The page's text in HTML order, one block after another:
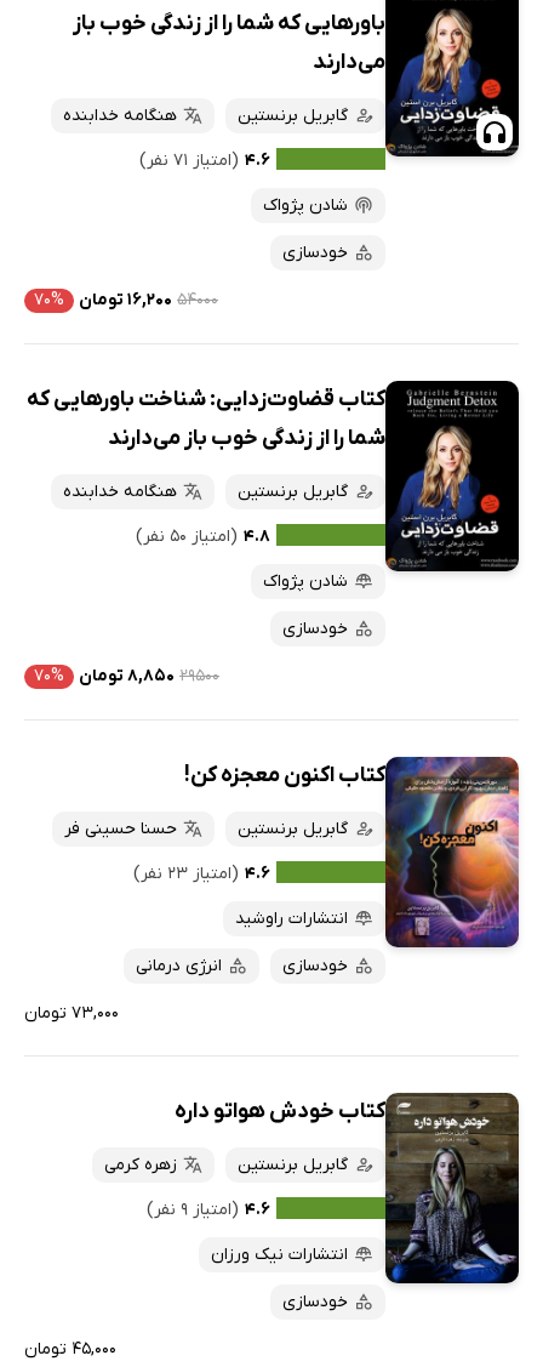
باورهایی که شما را از زندگی خوب باز
می‌دارند
گابریل برنستین
هنگامه خدابنده
۴.۶ (امتیاز ۷۱ نفر)
شادن پژواک
خودسازی
۵۴۰۰۰ ۱۶,۲۰۰ تومان ۷۰%
کتاب قضاوت‌زدایی: شناخت باورهایی که
شما را از زندگی خوب باز می‌دارند
گابریل برنستین
هنگامه خدابنده
۴.۸ (امتیاز ۵۰ نفر)
شادن پژواک
خودسازی
۲۹۵۰۰ ۸,۸۵۰ تومان ۷۰%
کتاب اکنون معجزه کن!
گابریل برنستین
حسنا حسینی فر
۴.۶ (امتیاز ۲۳ نفر)
انتشارات راوشید
خودسازی انرژی درمانی
۷۳,۰۰۰ تومان
کتاب خودش هواتو داره
گابریل برنستین
زهره کرمی
۴.۶ (امتیاز ۹ نفر)
انتشارات نیک ورزان
خودسازی
۴۵,۰۰۰ تومان